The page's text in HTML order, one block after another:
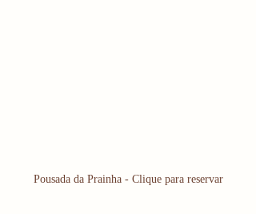
Pousada da Prainha - Clique para reservar